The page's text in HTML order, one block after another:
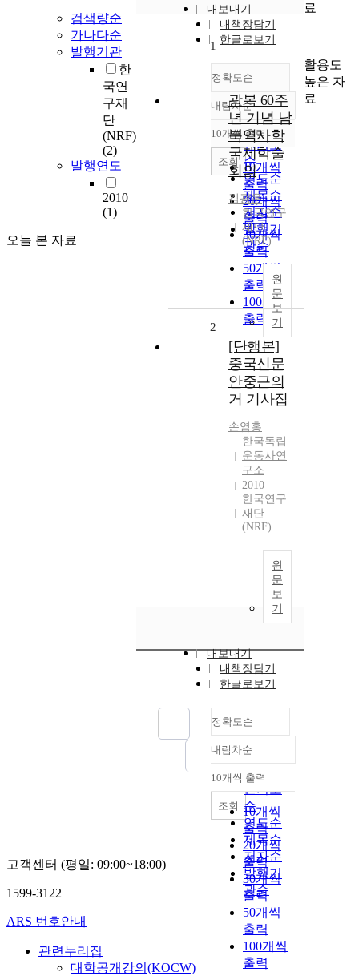
검색량순
가나다순
발행기관
한
국연
구재
단
(NRF)
(2)
발행연도
2010
(1)
오늘 본 자료
내보내기
내책장담기
한글로보기
정확도순
정확도
순
인기도
순
연도순
제목순
저자순
발행기
관순
내림차순
내림차순
10개씩 출력
10개씩
출력
20개씩
출력
30개씩
출력
50개씩
출력
100개씩
출력
조회
1
광복 60주
년 기념 남
북역사학
국제학술
회의
김광운
한국연구
재단
(NRF)
원
문
보
기
2
[단행본]
중국신문
안중근의
거 기사집
손염홍
한국독립
운동사연
구소
2010
한국연구
재단
(NRF)
원
문
보
기
내보내기
내책장담기
한글로보기
정확도순
정확도
순
인기도
순
연도순
제목순
저자순
발행기
관순
내림차순
내림차순
10개씩 출력
10개씩
출력
20개씩
출력
30개씩
출력
50개씩
출력
100개씩
출력
조회
료
활용도
높은 자
료
고객센터 (평일: 09:00~18:00)
1599-3122
ARS 번호안내
관련누리집
대학공개강의(KOCW)